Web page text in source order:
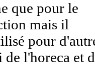
que pour le
mais il
pour
de l'horeca et